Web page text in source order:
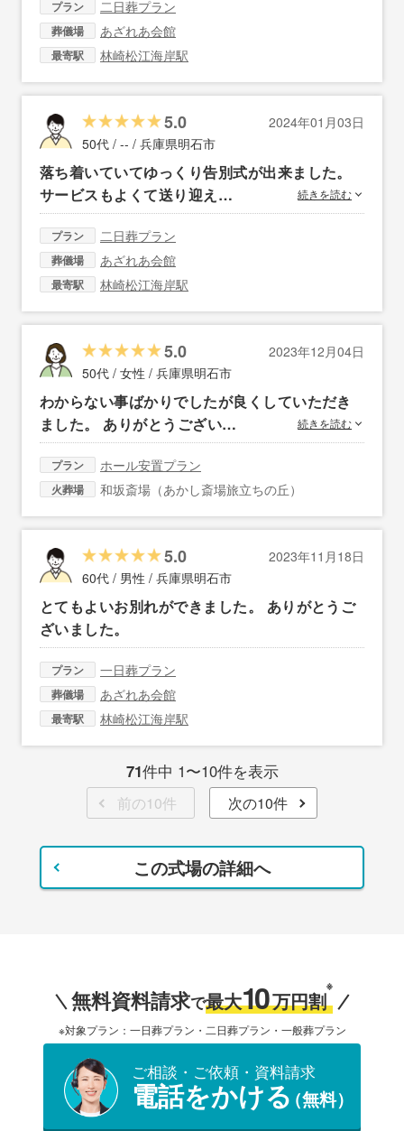
プラン 二日葬プラン
葬儀場 あざれあ会館
最寄駅 林崎松江海岸駅
5.0
2024年01月03日
50代 / -- / 兵庫県明石市
落ち着いていてゆっくり告別式が出来ました。
サービスもよくて送り迎え…
続きを読む
プラン 二日葬プラン
葬儀場 あざれあ会館
最寄駅 林崎松江海岸駅
5.0
2023年12月04日
50代 / 女性 / 兵庫県明石市
わからない事ばかりでしたが良くしていただき
ました。 ありがとうござい…
続きを読む
プラン ホール安置プラン
火葬場 和坂斎場（あかし斎場旅立ちの丘）
5.0
2023年11月18日
60代 / 男性 / 兵庫県明石市
とてもよいお別れができました。 ありがとうご
ざいました。
プラン 一日葬プラン
葬儀場 あざれあ会館
最寄駅 林崎松江海岸駅
71件中 1〜10件を表示
前の10件 次の10件
この式場の詳細へ
無料資料請求で最大10万円割
※
※対象プラン：一日葬プラン・二日葬プラン・一般葬プラン
ご相談・ご依頼・資料請求
電話をかける（無料）